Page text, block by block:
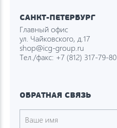
САНКТ-ПЕТЕРБУРГ
Главный офис
ул. Чайковского, д.17
shop@icg-group.ru
Тел./факс: +7 (812) 317-79-80
ОБРАТНАЯ СВЯЗЬ